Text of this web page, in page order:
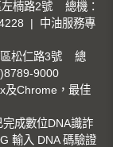
左楠路2號 總機：
| 中油服務專
區松仁路3號 總
9000
及Chrome，最佳
成數位DNA識詐
輸入 DNA 碼驗證